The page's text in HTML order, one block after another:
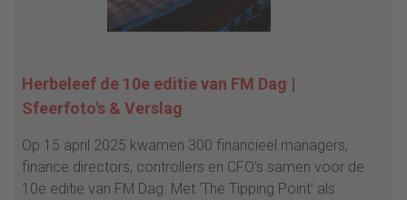
Herbeleef de 10e editie van FM Dag |
Sfeerfoto's & Verslag
Op 15 april 2025 kwamen 300 financieel managers,
finance directors, controllers en CFO’s samen voor de
10e editie van FM Dag. Met ‘The Tipping Point’ als